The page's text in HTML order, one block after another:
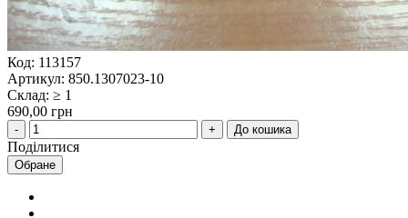
Код: 113157
Артикул: 850.1307023-10
Склад: ≥ 1
690,00 грн
До кошика
Поділитися
Обране